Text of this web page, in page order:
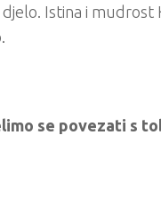
Istina i mudrost
se povezati s